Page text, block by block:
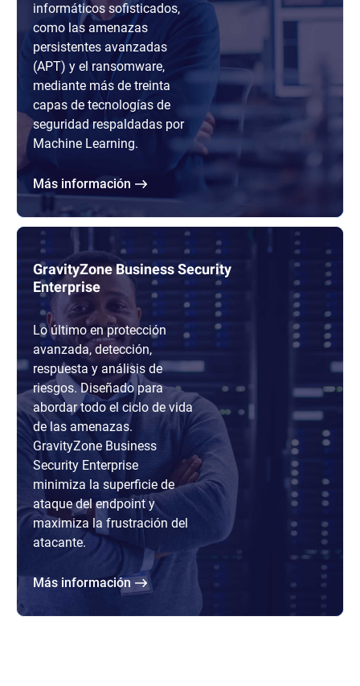
informáticos sofisticados,
como las amenazas
persistentes avanzadas
(APT) y el ransomware,
mediante más de treinta
capas de tecnologías de
seguridad respaldadas por
Machine Learning.
Más información
GravityZone Business Security
Enterprise
Lo último en protección
avanzada, detección,
respuesta y análisis de
riesgos. Diseñado para
abordar todo el ciclo de vida
de las amenazas.
GravityZone Business
Security Enterprise
minimiza la superficie de
ataque del endpoint y
maximiza la frustración del
atacante.
Más información